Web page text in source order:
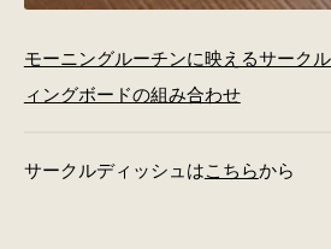
モーニングルーチンに映えるサーク
ィングボードの組み合わせ
サークルディッシュはこちらから